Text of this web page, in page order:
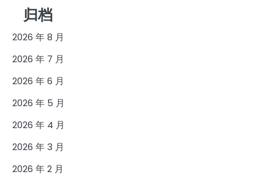
归档
2026 年 8 月
2026 年 7 月
2026 年 6 月
2026 年 5 月
2026 年 4 月
2026 年 3 月
2026 年 2 月